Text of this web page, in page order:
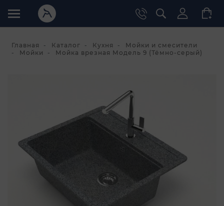
Главная Каталог Кухня
Мойки и смесители
Мойки
Мойка врезная Модель 9 (Тёмно-серый)